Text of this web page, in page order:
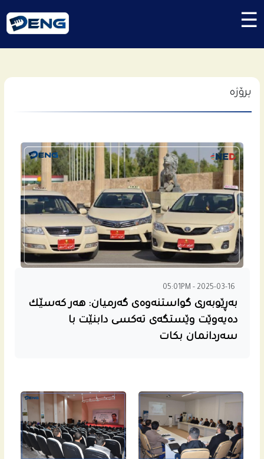
☰
پرۆژە
05:01PM - 2025-03-16
به‌ڕێوبه‌رى گواستنه‌وه‌ى گه‌رمیان: هه‌ر كه‌سێك
ده‌یه‌وێت وێستگه‌ى ته‌كسی دابنێت با
سه‌ردانمان بكات